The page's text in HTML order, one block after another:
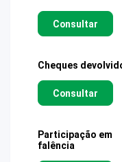
Consultar
Cheques
Consultar
Participação em
falência